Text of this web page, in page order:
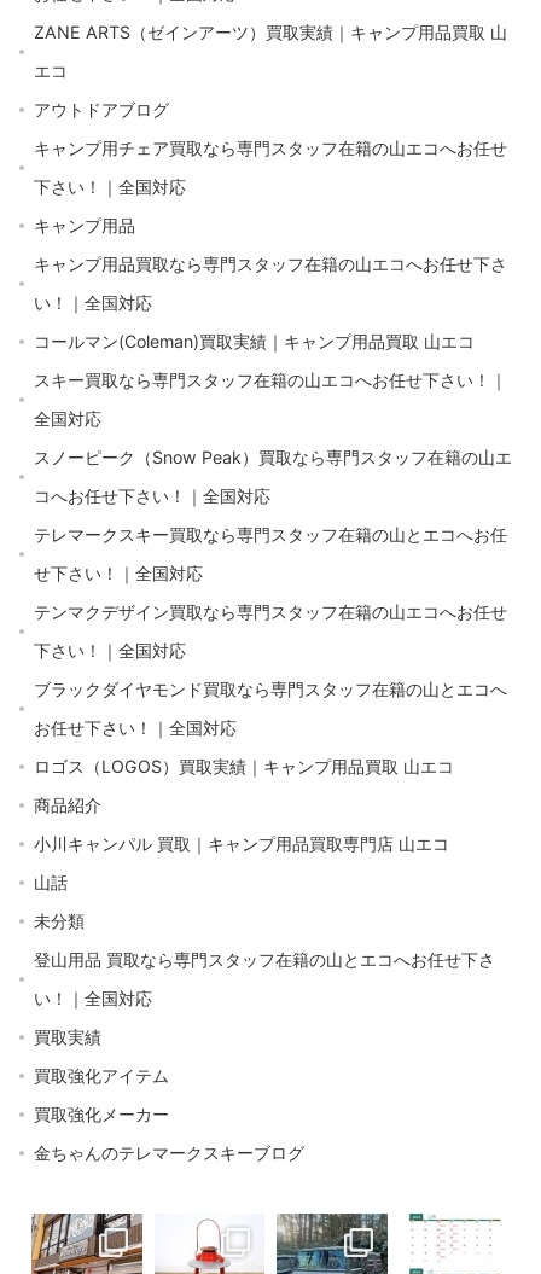
ZANE ARTS（ゼインアーツ）買取実績｜キャンプ用品買取 山
エコ
アウトドアブログ
キャンプ用チェア買取なら専門スタッフ在籍の山エコへお任せ
下さい！｜全国対応
キャンプ用品
キャンプ用品買取なら専門スタッフ在籍の山エコへお任せ下さ
い！｜全国対応
コールマン(Coleman)買取実績｜キャンプ用品買取 山エコ
スキー買取なら専門スタッフ在籍の山エコへお任せ下さい！｜
全国対応
スノーピーク（Snow Peak）買取なら専門スタッフ在籍の山エ
コへお任せ下さい！｜全国対応
テレマークスキー買取なら専門スタッフ在籍の山とエコへお任
せ下さい！｜全国対応
テンマクデザイン買取なら専門スタッフ在籍の山エコへお任せ
下さい！｜全国対応
ブラックダイヤモンド買取なら専門スタッフ在籍の山とエコへ
お任せ下さい！｜全国対応
ロゴス（LOGOS）買取実績｜キャンプ用品買取 山エコ
商品紹介
小川キャンパル 買取｜キャンプ用品買取専門店 山エコ
山話
未分類
登山用品 買取なら専門スタッフ在籍の山とエコへお任せ下さ
い！｜全国対応
買取実績
買取強化アイテム
買取強化メーカー
金ちゃんのテレマークスキーブログ